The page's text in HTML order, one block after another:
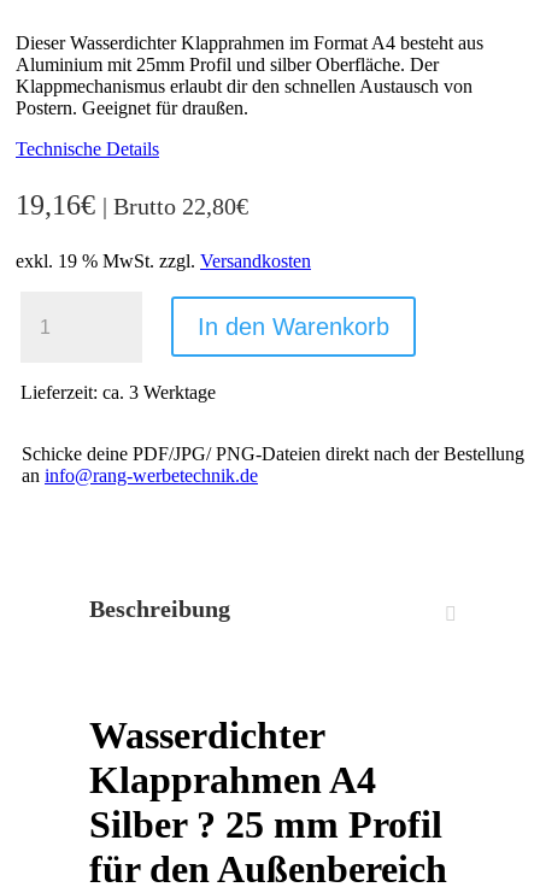
Dieser Wasserdichter Klapprahmen im Format A4 besteht aus
Aluminium mit 25mm Profil und silber Oberfläche. Der
Klappmechanismus erlaubt dir den schnellen Austausch von
Postern. Geeignet für draußen.
Technische Details
19,16€ | Brutto 22,80€
exkl. 19 % MwSt. zzgl. Versandkosten
WASSERDICHTER
KLAPPRAHMEN
-
PROFIL
FÜR
In den Warenkorb
Lieferzeit:ca. 3 Werktage
Schicke deine PDF/JPG/ PNG-Dateien direkt nach der Bestellung
an info@rang-werbetechnik.de
Beschreibung
Wasserdichter
Klapprahmen A4
Silber ? 25 mm Profil
für den Außenbereich